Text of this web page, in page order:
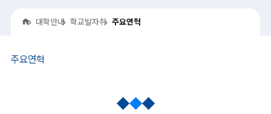
홈
대학안내 학교발자취 주요연혁
주요연혁